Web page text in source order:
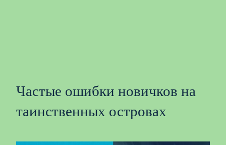
Частые ошибки новичков на
таинственных островах